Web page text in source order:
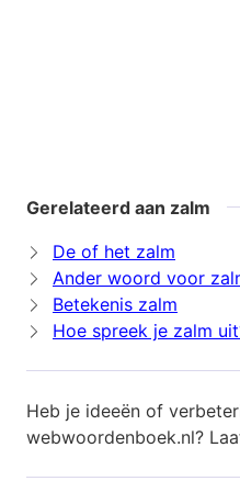
Gerelateerd aan zalm
De of het zalm
Ander woord voor
Betekenis zalm
Hoe spreek je zalm
Heb je ideeën of
webwoordenboek.nl?